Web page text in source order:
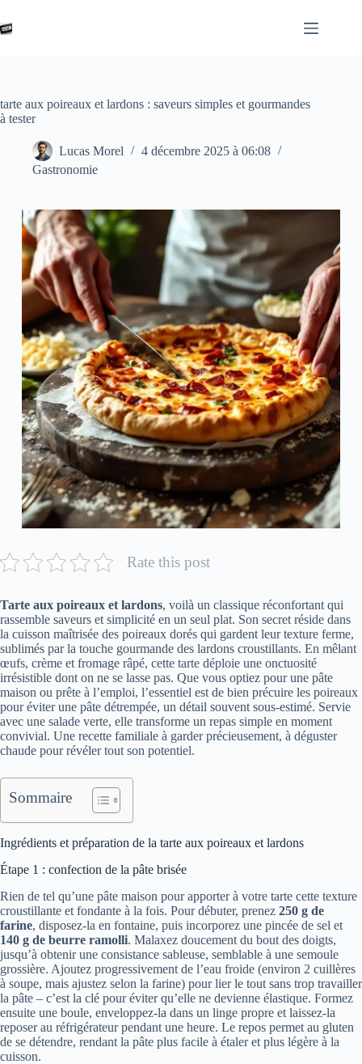
au
contenu
tarte aux poireaux et lardons : saveurs simples et gourmandes
à tester
Lucas Morel
4 décembre 2025 à 06:08
Gastronomie
Rate this post
Tarte aux poireaux et lardons, voilà un classique réconfortant qui
rassemble saveurs et simplicité en un seul plat. Son secret réside dans
la cuisson maîtrisée des poireaux dorés qui gardent leur texture ferme,
sublimés par la touche gourmande des lardons croustillants. En mêlant
œufs, crème et fromage râpé, cette tarte déploie une onctuosité
irrésistible dont on ne se lasse pas. Que vous optiez pour une pâte
maison ou prête à l’emploi, l’essentiel est de bien précuire les poireaux
pour éviter une pâte détrempée, un détail souvent sous-estimé. Servie
avec une salade verte, elle transforme un repas simple en moment
convivial. Une recette familiale à garder précieusement, à déguster
chaude pour révéler tout son potentiel.
Sommaire
Ingrédients et préparation de la tarte aux poireaux et lardons
Étape 1 : confection de la pâte brisée
Rien de tel qu’une pâte maison pour apporter à votre tarte cette texture
croustillante et fondante à la fois. Pour débuter, prenez 250 g de
farine, disposez-la en fontaine, puis incorporez une pincée de sel et
140 g de beurre ramolli. Malaxez doucement du bout des doigts,
jusqu’à obtenir une consistance sableuse, semblable à une semoule
grossière. Ajoutez progressivement de l’eau froide (environ 2 cuillères
à soupe, mais ajustez selon la farine) pour lier le tout sans trop travailler
la pâte – c’est la clé pour éviter qu’elle ne devienne élastique. Formez
ensuite une boule, enveloppez-la dans un linge propre et laissez-la
reposer au réfrigérateur pendant une heure. Le repos permet au gluten
de se détendre, rendant la pâte plus facile à étaler et plus légère à la
cuisson.